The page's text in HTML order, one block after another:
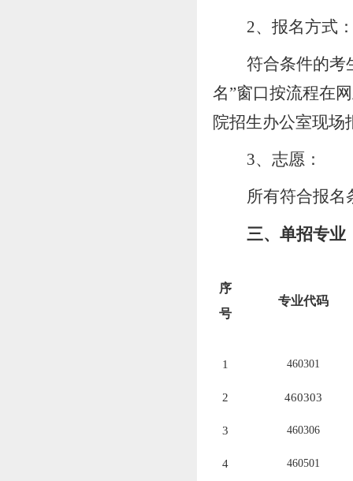
2、报名方式
符合条件的考
名”窗口按流程在
院招生办公室现场
3、 志愿：
所有符合报名
三、单招专业
序
号
专业代码
1 460301
2 460303
3 460306
4 460501